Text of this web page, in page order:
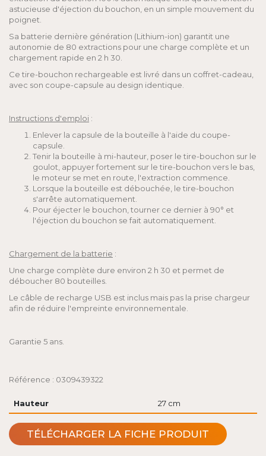
astucieuse d'éjection du bouchon, en un simple mouvement du
poignet.
Sa batterie dernière génération (Lithium-ion) garantit une
autonomie de 80 extractions pour une charge complète et un
chargement rapide en 2 h 30.
Ce tire-bouchon rechargeable est livré dans un coffret-cadeau,
avec son coupe-capsule au design identique.
Instructions d'emploi :
Enlever la capsule de la bouteille à l'aide du coupe-
capsule.
Tenir la bouteille à mi-hauteur, poser le tire-bouchon sur le
goulot, appuyer fortement sur le tire-bouchon vers le bas,
le moteur se met en route, l'extraction commence.
Lorsque la bouteille est débouchée, le tire-bouchon
s'arrête automatiquement.
Pour éjecter le bouchon, tourner ce dernier à 90° et
l'éjection du bouchon se fait automatiquement.
Chargement de la batterie :
Une charge complète dure environ 2 h 30 et permet de
déboucher 80 bouteilles.
Le câble de recharge USB est inclus mais pas la prise chargeur
afin de réduire l'empreinte environnementale.
Garantie 5 ans.
Référence : 0309439322
Hauteur 27 cm
TÉLÉCHARGER LA FICHE PRODUIT